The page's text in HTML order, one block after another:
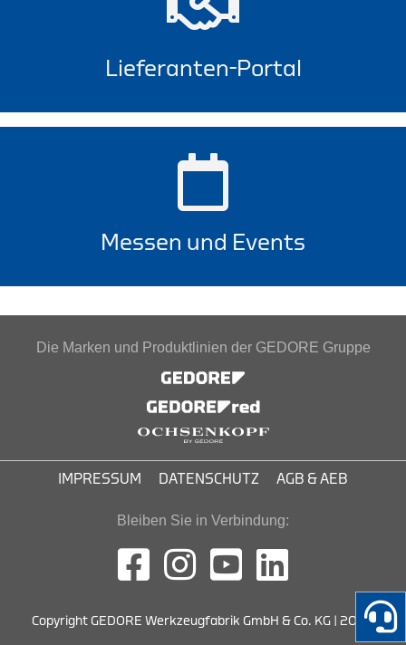
Lieferanten-Portal
Messen und Events
Die Marken und Produktlinien der GEDORE Gruppe
IMPRESSUM DATENSCHUTZ AGB & AEB
Bleiben Sie in Verbindung:
Copyright GEDORE Werkzeugfabrik GmbH & Co. KG | 2026